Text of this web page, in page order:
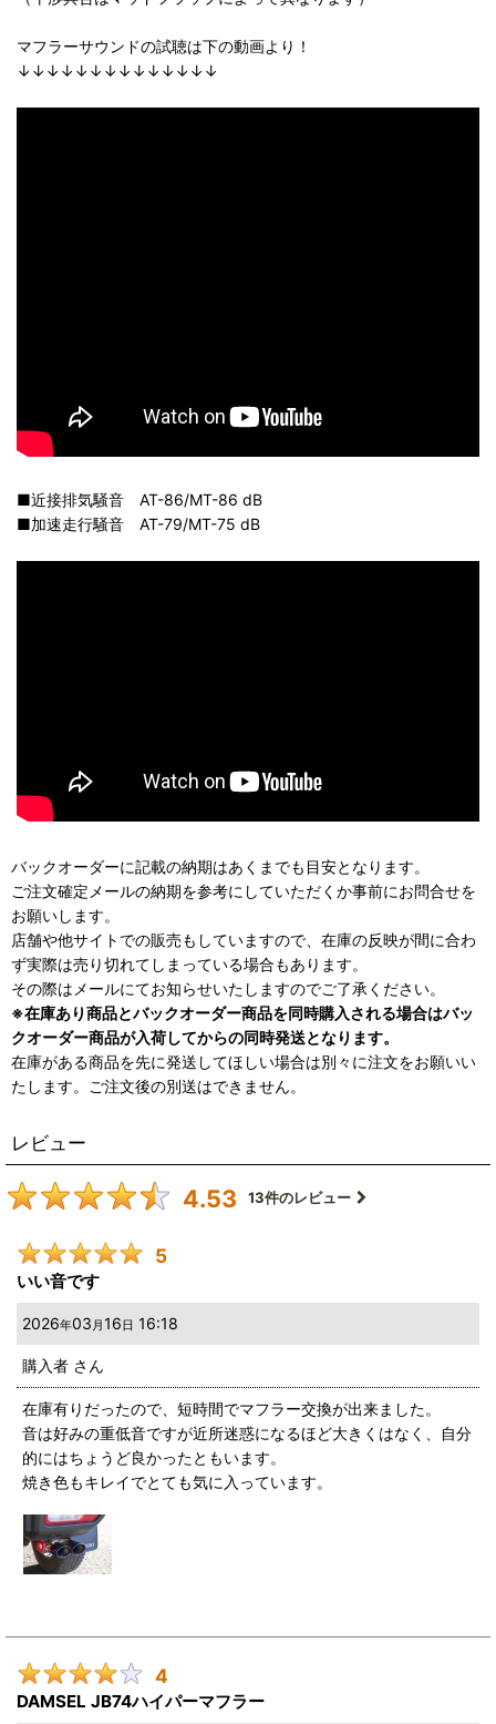
マフラーサウンドの試聴は下の動画より！
↓↓↓↓↓↓↓↓↓↓↓↓↓↓
■近接排気騒音 AT-86/MT-86 dB
■加速走行騒音 AT-79/MT-75 dB
バックオーダーに記載の納期はあくまでも目安となります。
ご注文確定メールの納期を参考にしていただくか事前にお問合せを
お願いします。
店舗や他サイトでの販売もしていますので、在庫の反映が間に合わ
ず実際は売り切れてしまっている場合もあります。
その際はメールにてお知らせいたしますのでご了承ください。
※在庫あり商品とバックオーダー商品を同時購入される場合はバッ
クオーダー商品が入荷してからの同時発送となります。
在庫がある商品を先に発送してほしい場合は別々に注文をお願いい
たします。ご注文後の別送はできません。
レビュー
4.53 13件のレビュー
5
いい音です
2026年03 月16日 16:18
購入者 さん
在庫有りだったので、短時間でマフラー交換が出来ました。
音は好みの重低音ですが近所迷惑になるほど大きくはなく、自分
的にはちょうど良かったともいます。
焼き色もキレイでとても気に入っています。
4
DAMSEL JB74ハイパーマフラー